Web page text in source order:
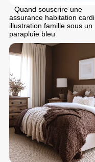
Quand souscrire une
assurance habitation cardi
illustration famille sous un
parapluie bleu